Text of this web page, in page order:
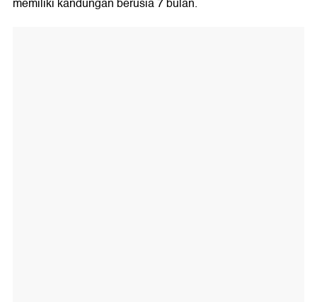
memiliki kandungan berusia 7 bulan.